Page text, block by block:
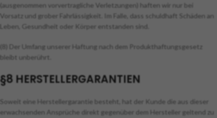
(ausgenommen vorvertragliche Verletzungen) haften wir nur bei
Vorsatz und grober Fahrlässigkeit. Im Falle, dass schuldhaft Schäden an
Leben, Gesundheit oder Körper entstanden sind.
(8) Der Umfang unserer Haftung nach dem Produkthaftungsgesetz
bleibt unberührt.
§8 HERSTELLERGARANTIEN
Soweit eine Herstellergarantie besteht, hat der Kunde die aus dieser
erwachsenden Ansprüche direkt gegenüber dem Hersteller geltend zu